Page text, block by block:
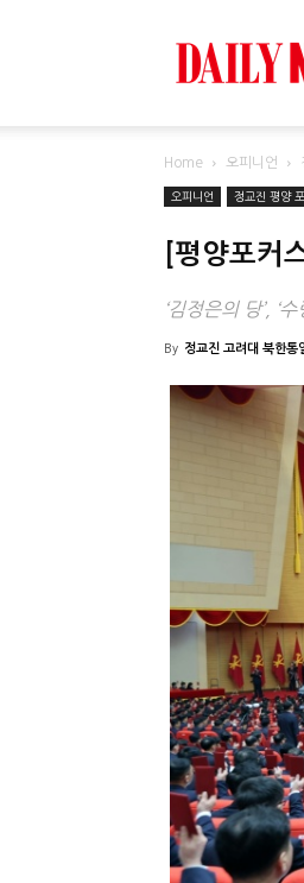
Home 오피니언
오피니언 정교진 평양
[평양포커
‘김정은의 당’, ‘
By 정교진 고려대 북한통